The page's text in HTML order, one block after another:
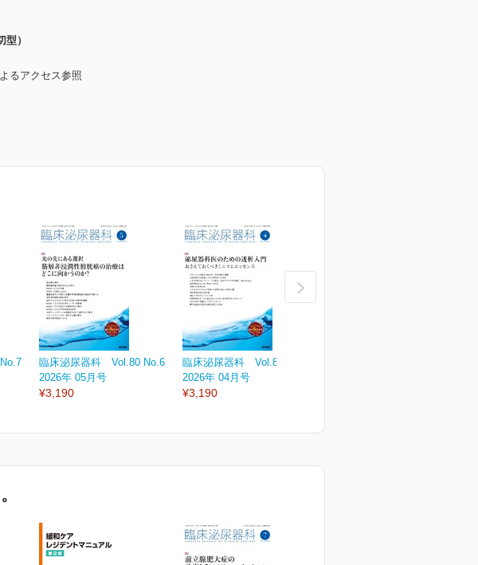
）
るアクセス参照
臨床泌尿器科 Vol.80 No.6
2026年 05月号
¥3,190
臨床泌尿器科 Vol.80 No.5
2026年 04月号
¥3,190